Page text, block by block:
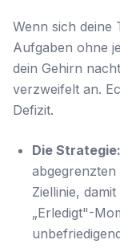
Wenn sich deine
Aufgaben ohne
dein Gehirn
verzweifelt an.
Defizit.
Die Strategie:
abgegrenzten
Ziellinie,
„Erledigt"-